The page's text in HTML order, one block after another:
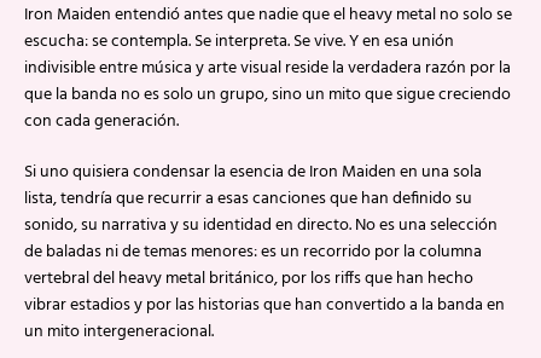
Iron Maiden entendió antes que nadie que el heavy metal no solo se
escucha: se contempla. Se interpreta. Se vive. Y en esa unión
indivisible entre música y arte visual reside la verdadera razón por la
que la banda no es solo un grupo, sino un mito que sigue creciendo
con cada generación.
Si uno quisiera condensar la esencia de Iron Maiden en una sola
lista, tendría que recurrir a esas canciones que han definido su
sonido, su narrativa y su identidad en directo. No es una selección
de baladas ni de temas menores: es un recorrido por la columna
vertebral del heavy metal británico, por los riffs que han hecho
vibrar estadios y por las historias que han convertido a la banda en
un mito intergeneracional.